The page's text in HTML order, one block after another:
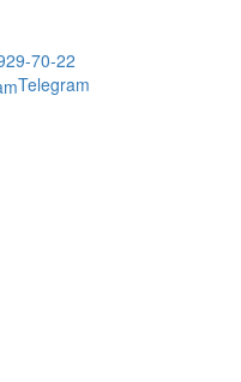
70-22
Telegram